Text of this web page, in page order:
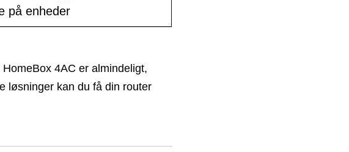
på enheder
4AC er almindeligt,
løsninger kan du få din router